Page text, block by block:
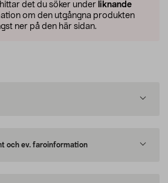
det du söker under liknande
om den utgångna produkten
ner på den här sidan.
och ev. faroinformation